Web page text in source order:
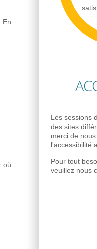
En
où
Les sessions
des sites
merci de
l'accessibilité
Pour tout
veuillez nous